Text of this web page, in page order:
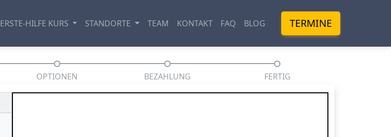
ERSTE-HILFE KURS STANDORTE TEAM KONTAKT FAQ BLOG TERMINE
OPTIONEN BEZAHLUNG FERTIG